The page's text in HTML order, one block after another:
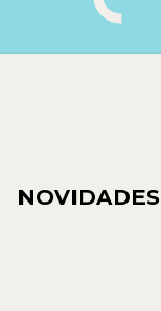
NOVIDADES